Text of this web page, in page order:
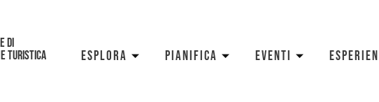
DI
TURISTICA
ESPLORA PIANIFICA EVENTI